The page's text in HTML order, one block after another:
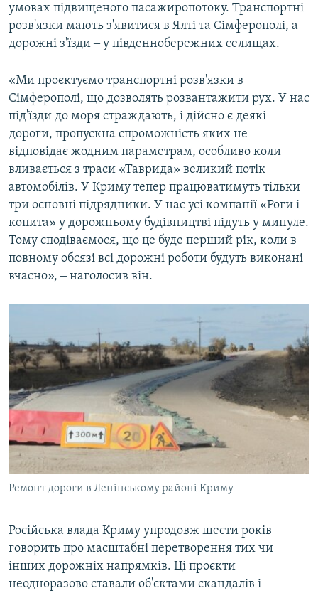
умовах підвищеного пасажиропотоку. Транспортні
розв'язки мають з'явитися в Ялті та Сімферополі, а
дорожні з'їзди ‒ у південнобережних селищах.
«Ми проєктуємо транспортні розв'язки в
Сімферополі, що дозволять розвантажити рух. У нас
під'їзди до моря страждають, і дійсно є деякі
дороги, пропускна спроможність яких не
відповідає жодним параметрам, особливо коли
вливається з траси «Таврида» великий потік
автомобілів. У Криму тепер працюватимуть тільки
три основні підрядники. У нас усі компанії «Роги і
копита» у дорожньому будівництві підуть у минуле.
Тому сподіваємося, що це буде перший рік, коли в
повному обсязі всі дорожні роботи будуть виконані
вчасно», ‒ наголосив він.
Ремонт дороги в Ленінському районі Криму
Російська влада Криму упродовж шести років
говорить про масштабні перетворення тих чи
інших дорожніх напрямків. Ці проєкти
неодноразово ставали об'єктами скандалів і